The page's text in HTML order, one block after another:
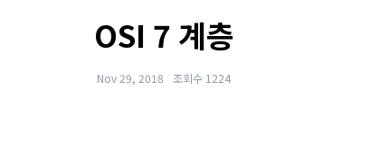
OSI 7 계층
Nov 29, 2018 조회수 1224